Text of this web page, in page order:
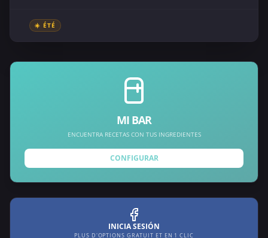
☀️ ÉTÉ
MI BAR
ENCUENTRA RECETAS CON TUS INGREDIENTES
CONFIGURAR
INICIA SESIÓN
PLUS D'OPTIONS GRATUIT ET EN 1 CLIC